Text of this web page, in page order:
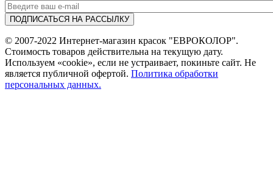
© 2007-2022 Интернет-магазин красок "ЕВРОКОЛОР".
Стоимость товаров действительна на текущую дату.
Используем «cookie», если не устраивает, покиньте сайт. Не
является публичной офертой. Политика обработки
персональных данных.